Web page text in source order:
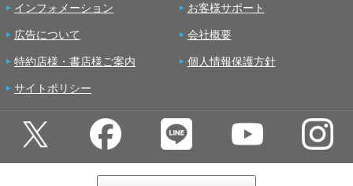
インフォメーション お客様サポート
広告について 会社概要
特約店様・書店様ご案内 個人情報保護方針
サイトポリシー